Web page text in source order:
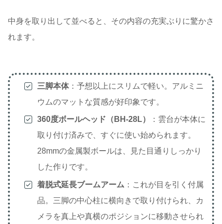
中身を取り出して並べると、その内容の充実ぶりに驚かさ
れます。
三脚本体：予想以上にスリムで軽い。アルミニ
ウムのマットな質感が好印象です。
360度ボールヘッド（BH-28L）
：雲台が本体に
取り付け済みで、すぐに使い始められます。
28mmの金属製ボールは、見た目通りしっかり
した作りです。
着脱式延長ブームアーム ：これが目を引く付属
品。三脚の中心柱に横向きで取り付けられ、カ
メラを真上や真横のポジションに移動させられ